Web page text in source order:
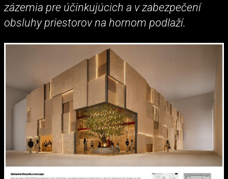
zázemia pre účinkujúcich a v zabezpečení
obsluhy priestorov na hornom podlaží.